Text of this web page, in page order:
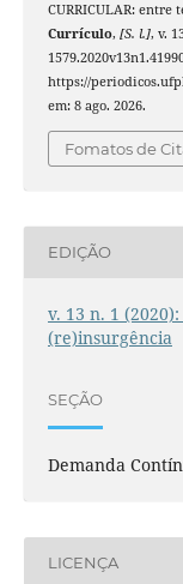
CURRICULAR: entre
Currículo, [S. l.], v.
https://
em: 8 ago. 2026.
Fomatos de
EDIÇÃO
v. 13 n. 1 (2020):
(re)insurgência
SEÇÃO
Demanda
LICENÇA